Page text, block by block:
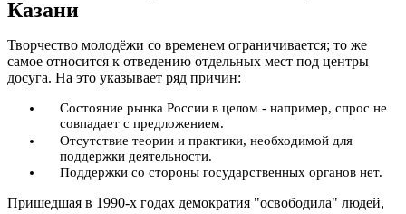
Казани
Творчество молодёжи со временем ограничивается; то же
самое относится к отведению отдельных мест под центры
досуга. На это указывает ряд причин:
Состояние рынка России в целом - например, спрос не
совпадает с предложением.
Отсутствие теории и практики, необходимой для
поддержки деятельности.
Поддержки со стороны государственных органов нет.
Пришедшая в 1990-х годах демократия "освободила" людей,